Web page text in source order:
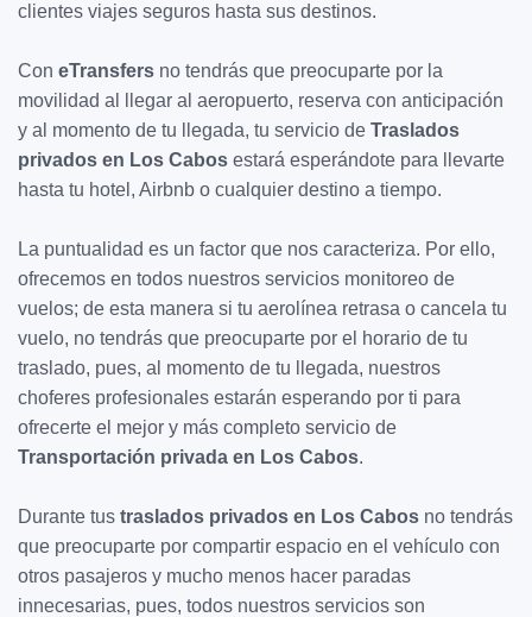
clientes viajes seguros hasta sus destinos.
Con eTransfers no tendrás que preocuparte por la
movilidad al llegar al aeropuerto, reserva con anticipación
y al momento de tu llegada, tu servicio de Traslados
privados en Los Cabos estará esperándote para llevarte
hasta tu hotel, Airbnb o cualquier destino a tiempo.
La puntualidad es un factor que nos caracteriza. Por ello,
ofrecemos en todos nuestros servicios monitoreo de
vuelos; de esta manera si tu aerolínea retrasa o cancela tu
vuelo, no tendrás que preocuparte por el horario de tu
traslado, pues, al momento de tu llegada, nuestros
choferes profesionales estarán esperando por ti para
ofrecerte el mejor y más completo servicio de
Transportación privada en Los Cabos.
Durante tus traslados privados en Los Cabos no tendrás
que preocuparte por compartir espacio en el vehículo con
otros pasajeros y mucho menos hacer paradas
innecesarias, pues, todos nuestros servicios son